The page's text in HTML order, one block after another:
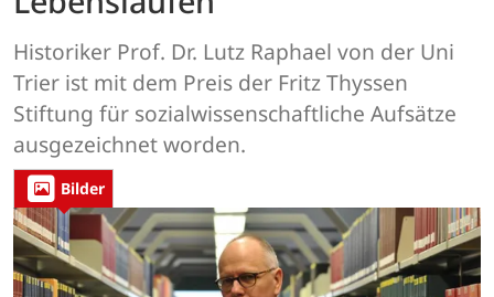
Historiker Prof. Dr. Lutz Raphael von der Uni
Trier ist mit dem Preis der Fritz Thyssen
Stiftung für sozialwissenschaftliche Aufsätze
ausgezeichnet worden.
Bilder